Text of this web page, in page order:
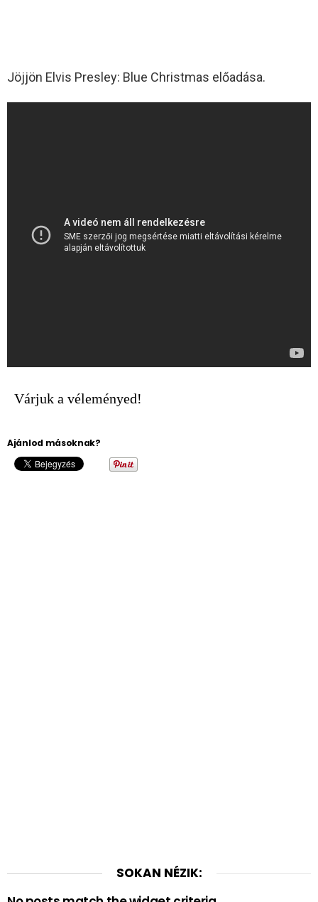
Jöjjön Elvis Presley: Blue Christmas előadása.
Várjuk a véleményed!
Ajánlod másoknak?
SOKAN NÉZIK: